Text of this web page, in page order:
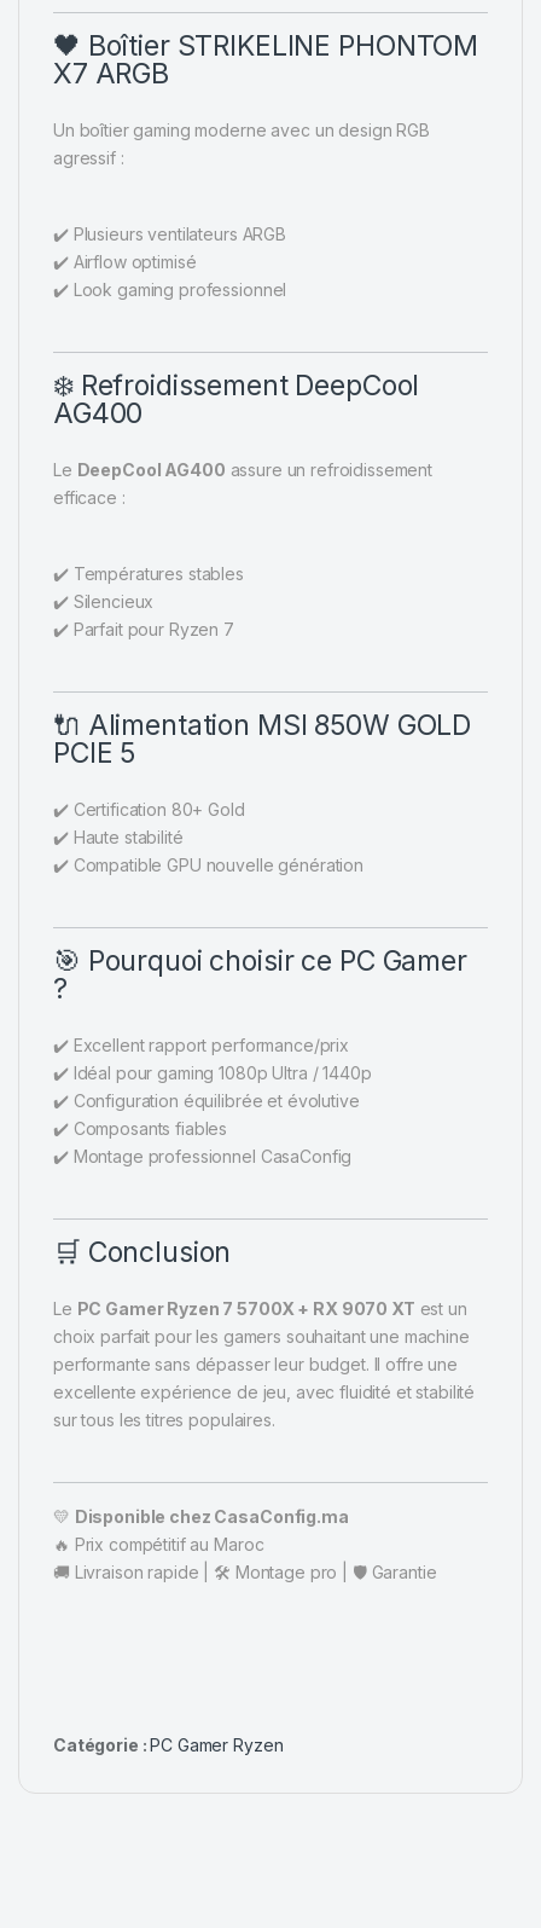
🖤 Boîtier STRIKELINE PHONTOM
X7 ARGB
Un boîtier gaming moderne avec un design RGB
agressif :
✔️ Plusieurs ventilateurs ARGB
✔️ Airflow optimisé
✔️ Look gaming professionnel
❄️ Refroidissement DeepCool
AG400
Le DeepCool AG400 assure un refroidissement
efficace :
✔️ Températures stables
✔️ Silencieux
✔️ Parfait pour Ryzen 7
🔌 Alimentation MSI 850W GOLD
PCIE 5
✔️ Certification 80+ Gold
✔️ Haute stabilité
✔️ Compatible GPU nouvelle génération
🎯 Pourquoi choisir ce PC Gamer
?
✔️ Excellent rapport performance/prix
✔️ Idéal pour gaming 1080p Ultra / 1440p
✔️ Configuration équilibrée et évolutive
✔️ Composants fiables
✔️ Montage professionnel CasaConfig
🛒 Conclusion
Le PC Gamer Ryzen 7 5700X + RX 9070 XT est un
choix parfait pour les gamers souhaitant une machine
performante sans dépasser leur budget. Il offre une
excellente expérience de jeu, avec fluidité et stabilité
sur tous les titres populaires.
💛 Disponible chez CasaConfig.ma
🔥 Prix compétitif au Maroc
🚚 Livraison rapide | 🛠️ Montage pro | 🛡️ Garantie
Catégorie :PC Gamer Ryzen